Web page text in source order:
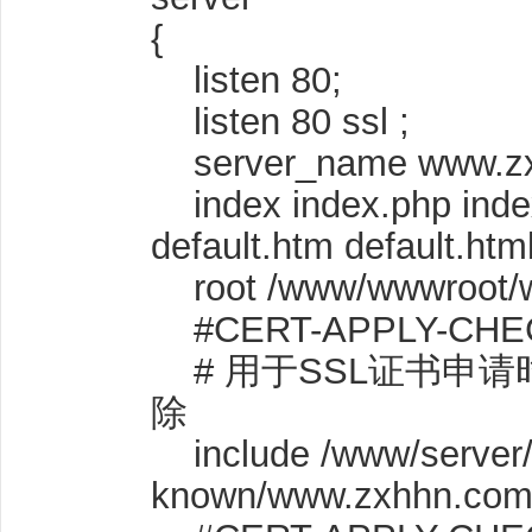
{
listen 80;
listen 80 ssl ;
server_name
index index.php
default.htm
root /www/wwwroot/
#CERT-APPLY-
# 用于SSL证书申请
除
include /www/
known/